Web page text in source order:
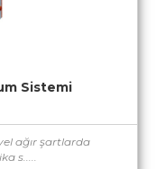
Sistemi
ağır şartlarda
s.....